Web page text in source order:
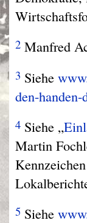
2 Manfred
3 Siehe
den-handen-
4 Siehe „
Martin
5 Siehe